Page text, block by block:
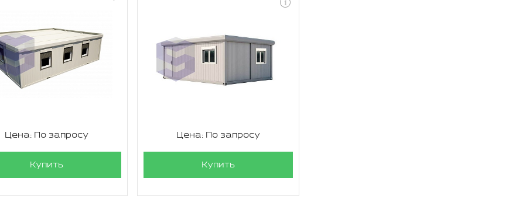
Цена: По запросу
Купить
Цена: По запросу
Купить